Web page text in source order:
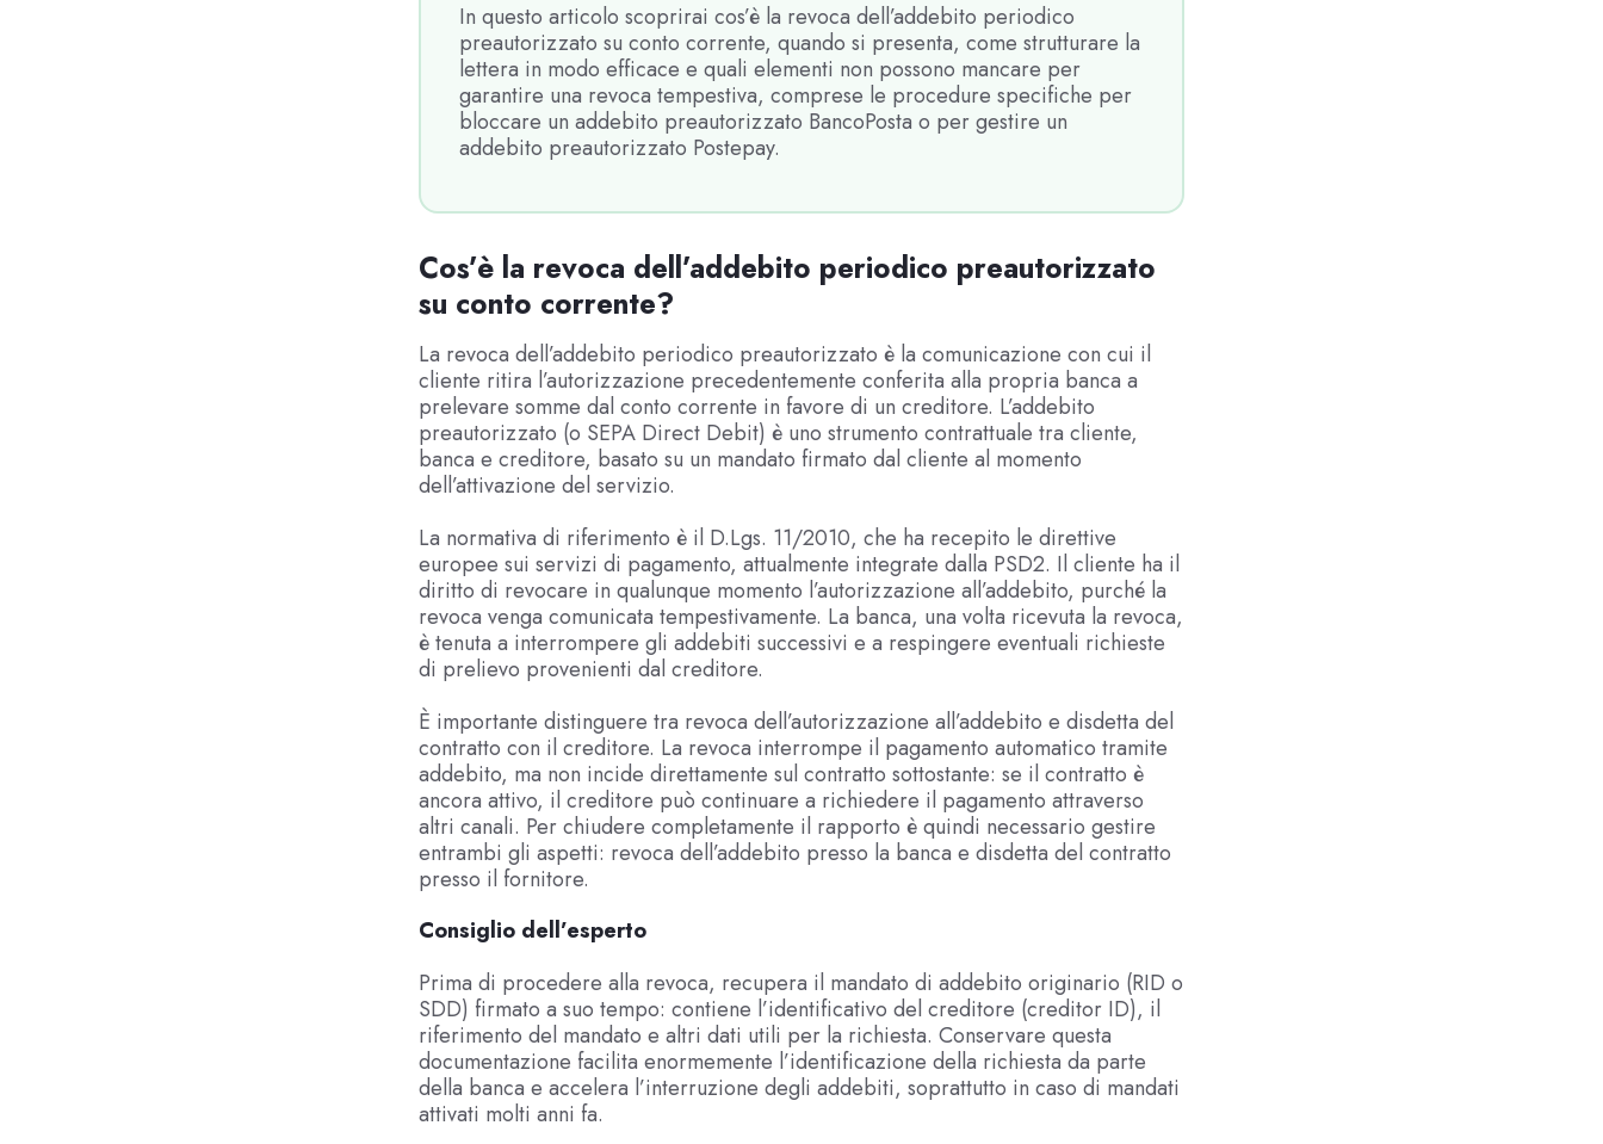
In questo articolo scoprirai cos’è la revoca dell’addebito periodico
preautorizzato su conto corrente, quando si presenta, come strutturare la
lettera in modo efficace e quali elementi non possono mancare per
garantire una revoca tempestiva, comprese le procedure specifiche per
bloccare un addebito preautorizzato BancoPosta o per gestire un
addebito preautorizzato Postepay.
Cos’è la revoca dell’addebito periodico preautorizzato
su conto corrente?
La revoca dell’addebito periodico preautorizzato è la comunicazione con cui il
cliente ritira l’autorizzazione precedentemente conferita alla propria banca a
prelevare somme dal conto corrente in favore di un creditore. L’addebito
preautorizzato (o SEPA Direct Debit) è uno strumento contrattuale tra cliente,
banca e creditore, basato su un mandato firmato dal cliente al momento
dell’attivazione del servizio.
La normativa di riferimento è il D.Lgs. 11/2010, che ha recepito le direttive
europee sui servizi di pagamento, attualmente integrate dalla PSD2. Il cliente ha il
diritto di revocare in qualunque momento l’autorizzazione all’addebito, purché la
revoca venga comunicata tempestivamente. La banca, una volta ricevuta la revoca,
è tenuta a interrompere gli addebiti successivi e a respingere eventuali richieste
di prelievo provenienti dal creditore.
È importante distinguere tra revoca dell’autorizzazione all’addebito e disdetta del
contratto con il creditore. La revoca interrompe il pagamento automatico tramite
addebito, ma non incide direttamente sul contratto sottostante: se il contratto è
ancora attivo, il creditore può continuare a richiedere il pagamento attraverso
altri canali. Per chiudere completamente il rapporto è quindi necessario gestire
entrambi gli aspetti: revoca dell’addebito presso la banca e disdetta del contratto
presso il fornitore.
Consiglio dell’esperto
Prima di procedere alla revoca, recupera il mandato di addebito originario (RID o
SDD) firmato a suo tempo: contiene l’identificativo del creditore (creditor ID), il
riferimento del mandato e altri dati utili per la richiesta. Conservare questa
documentazione facilita enormemente l’identificazione della richiesta da parte
della banca e accelera l’interruzione degli addebiti, soprattutto in caso di mandati
attivati molti anni fa.